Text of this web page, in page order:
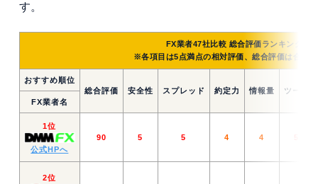
す。
FX業者47社比較 総合評価ランキング
※各項目は5点満点の相対評価、総合評価は合計
おすすめ順位
総合評価
安全性 スプレッド 約定力 情報量
ツール
FX業者名
1位
公式HPへ
90 5 5 4 4
2位